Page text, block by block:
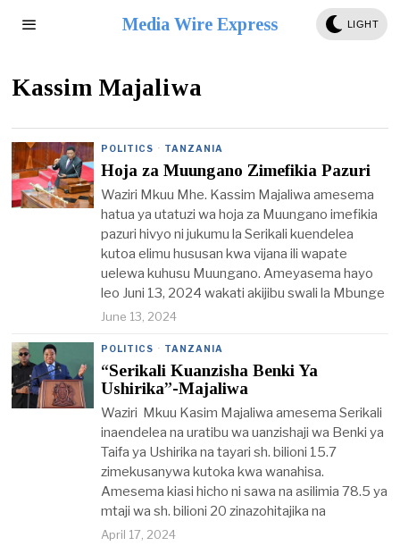
Media Wire Express LIGHT
Kassim Majaliwa
POLITICS · TANZANIA
Hoja za Muungano Zimefikia Pazuri
Waziri Mkuu Mhe. Kassim Majaliwa amesema
hatua ya utatuzi wa hoja za Muungano imefikia
pazuri hivyo ni jukumu la Serikali kuendelea
kutoa elimu hususan kwa vijana ili wapate
uelewa kuhusu Muungano. Ameyasema hayo
leo Juni 13, 2024 wakati akijibu swali la Mbunge
June 13, 2024
POLITICS · TANZANIA
“Serikali Kuanzisha Benki Ya
Ushirika”-Majaliwa
Waziri Mkuu Kasim Majaliwa amesema Serikali
inaendelea na uratibu wa uanzishaji wa Benki ya
Taifa ya Ushirika na tayari sh. bilioni 15.7
zimekusanywa kutoka kwa wanahisa.
Amesema kiasi hicho ni sawa na asilimia 78.5 ya
mtaji wa sh. bilioni 20 zinazohitajika na
April 17, 2024